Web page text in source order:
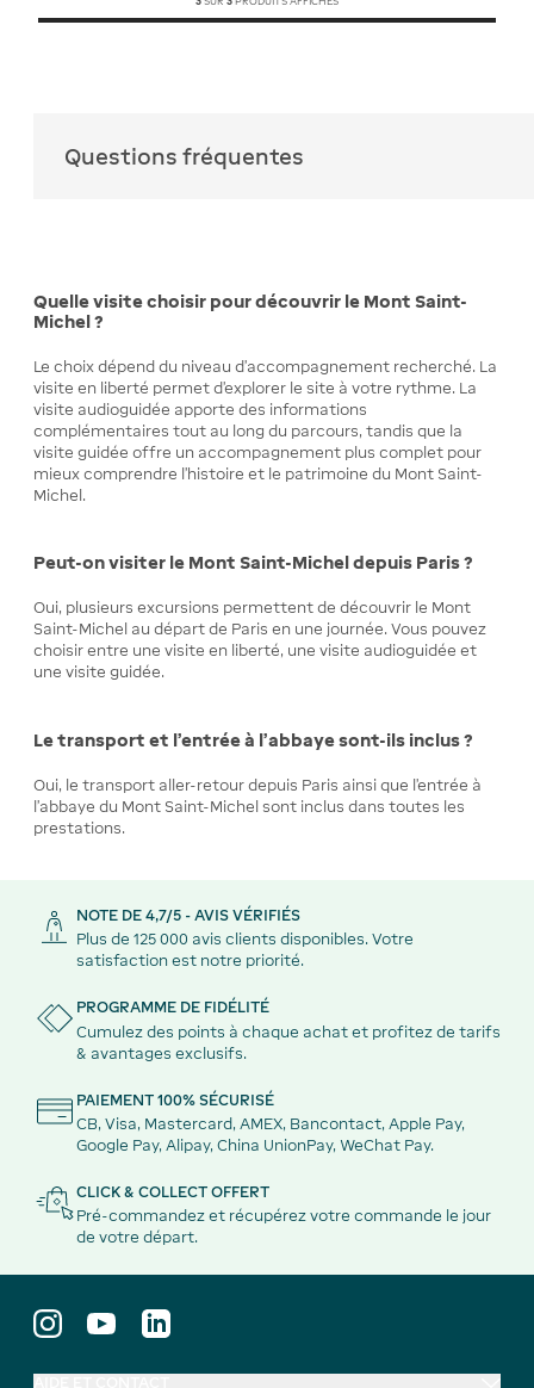
Questions fréquentes
Quelle visite choisir pour découvrir le Mont Saint-
Michel ?
Le choix dépend du niveau d’accompagnement recherché. La
visite en liberté permet d’explorer le site à votre rythme. La
visite audioguidée apporte des informations
complémentaires tout au long du parcours, tandis que la
visite guidée offre un accompagnement plus complet pour
mieux comprendre l’histoire et le patrimoine du Mont Saint-
Michel.
Peut-on visiter le Mont Saint-Michel depuis Paris ?
Oui, plusieurs excursions permettent de découvrir le Mont
Saint-Michel au départ de Paris en une journée. Vous pouvez
choisir entre une visite en liberté, une visite audioguidée et
une visite guidée.
Le transport et l’entrée à l’abbaye sont-ils inclus ?
Oui, le transport aller-retour depuis Paris ainsi que l’entrée à
l’abbaye du Mont Saint-Michel sont inclus dans toutes les
prestations.
NOTE DE 4,7/5 - AVIS VÉRIFIÉS
Plus de 125 000 avis clients disponibles. Votre
satisfaction est notre priorité.
PROGRAMME DE FIDÉLITÉ
Cumulez des points à chaque achat et profitez de tarifs
& avantages exclusifs.
PAIEMENT 100% SÉCURISÉ
CB, Visa, Mastercard, AMEX, Bancontact, Apple Pay,
Google Pay, Alipay, China UnionPay, WeChat Pay.
CLICK & COLLECT OFFERT
Pré-commandez et récupérez votre commande le jour
de votre départ.